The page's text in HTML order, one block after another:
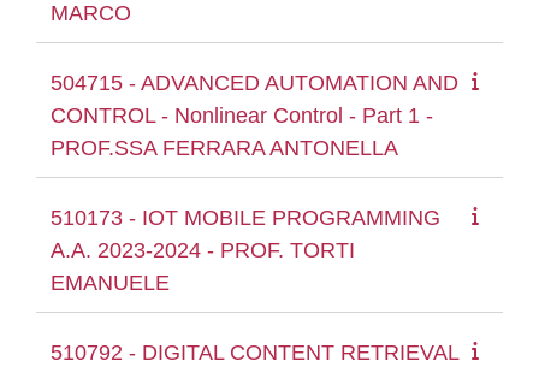
MARCO
504715 - ADVANCED AUTOMATION AND
CONTROL - Nonlinear Control - Part 1 -
PROF.SSA FERRARA ANTONELLA
510173 - IOT MOBILE PROGRAMMING
A.A. 2023-2024 - PROF. TORTI
EMANUELE
510792 - DIGITAL CONTENT RETRIEVAL